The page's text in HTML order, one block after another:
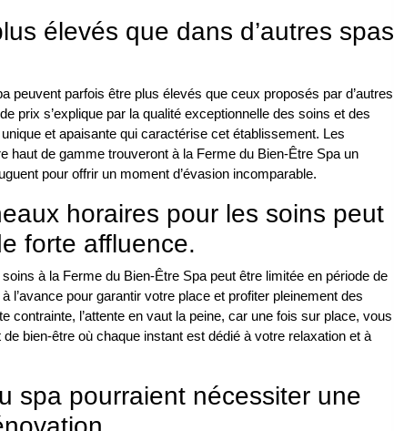
élevés que dans d’autres spas
peuvent parfois être plus élevés que ceux proposés par d’autres
prix s’explique par la qualité exceptionnelle des soins et des
et apaisante qui caractérise cet établissement. Les
haut de gamme trouveront à la Ferme du Bien-Être Spa un
pour offrir un moment d’évasion incomparable.
horaires pour les soins peut
forte affluence.
à la Ferme du Bien-Être Spa peut être limitée en période de
l’avance pour garantir votre place et profiter pleinement des
contrainte, l’attente en vaut la peine, car une fois sur place, vous
bien-être où chaque instant est dédié à votre relaxation et à
spa pourraient nécessiter une